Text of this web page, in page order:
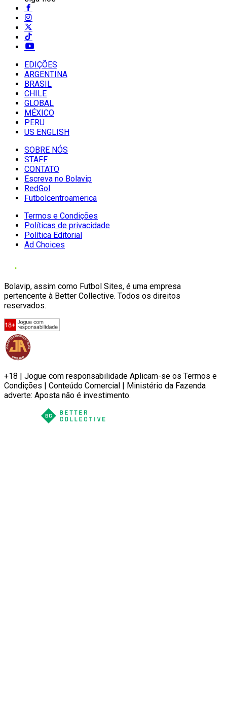
EDIÇÕES
ARGENTINA
BRASIL
CHILE
GLOBAL
MÉXICO
PERU
US ENGLISH
SOBRE NÓS
STAFF
CONTATO
Escreva no Bolavip
RedGol
Futbolcentroamerica
Termos e Condições
Políticas de privacidade
Política Editorial
Ad Choices
Bolavip, assim como Futbol Sites, é uma empresa
pertencente à Better Collective. Todos os direitos
reservados.
+18 | Jogue com responsabilidade Aplicam-se os Termos e
Condições | Conteúdo Comercial | Ministério da Fazenda
adverte: Aposta não é investimento.